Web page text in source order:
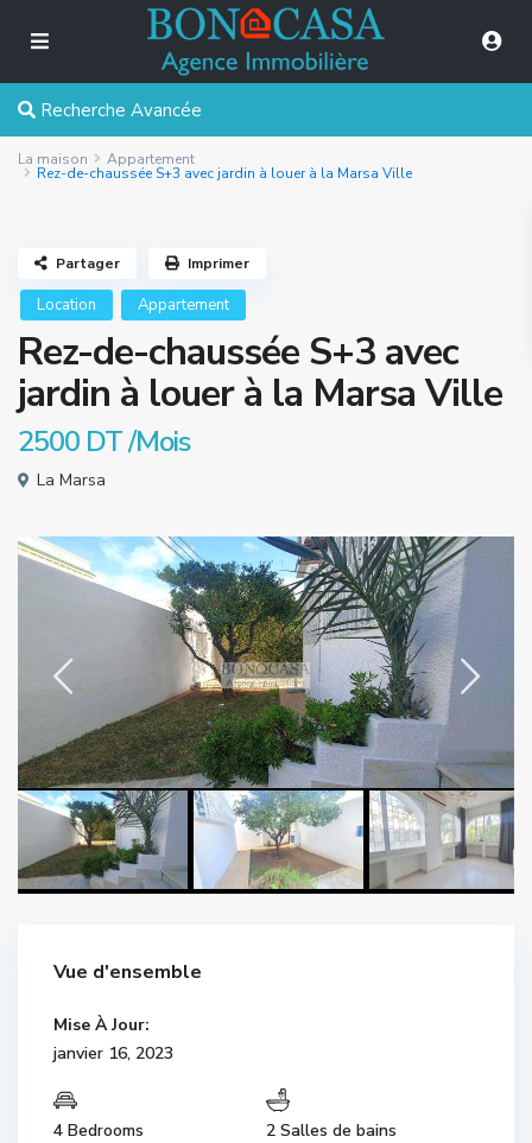
Recherche Avancée
La maison Appartement
Rez-de-chaussée S+3 avec jardin à louer à la Marsa Ville
Location Appartement
Rez-de-chaussée S+3 avec
jardin à louer à la Marsa Ville
2500 DT/Mois
La Marsa
Partager Imprimer
Vue d'ensemble
Mise À Jour:
janvier 16, 2023
4 Bedrooms 2 Salles de bains